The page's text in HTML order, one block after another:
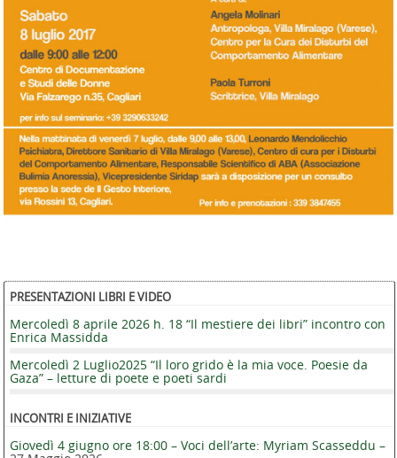
PRESENTAZIONI LIBRI E VIDEO
Mercoledì 8 aprile 2026 h. 18 “Il mestiere dei libri” incontro con
Enrica Massidda
Mercoledì 2 Luglio2025 “Il loro grido è la mia voce. Poesie da
Gaza” – letture di poete e poeti sardi
INCONTRI E INIZIATIVE
Giovedì 4 giugno ore 18:00 – Voci dell’arte: Myriam Scasseddu –